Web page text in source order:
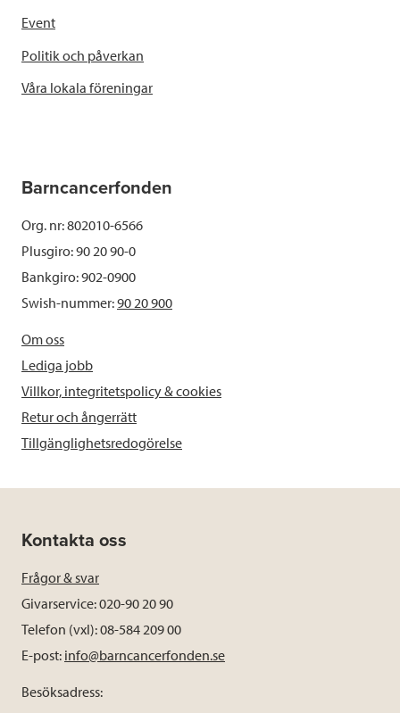
Event
Politik och påverkan
Våra lokala föreningar
Barncancerfonden
Org. nr: 802010-6566
Plusgiro: 90 20 90-0
Bankgiro: 902-0900
Swish-nummer:90 20 900
Om oss
Lediga jobb
Villkor, integritetspolicy & cookies
Retur och ångerrätt
Tillgänglighetsredogörelse
Kontakta oss
Frågor & svar
Givarservice: 020-90 20 90
Telefon (vxl): 08-584 209 00
E-post: info@barncancerfonden.se
Besöksadress: